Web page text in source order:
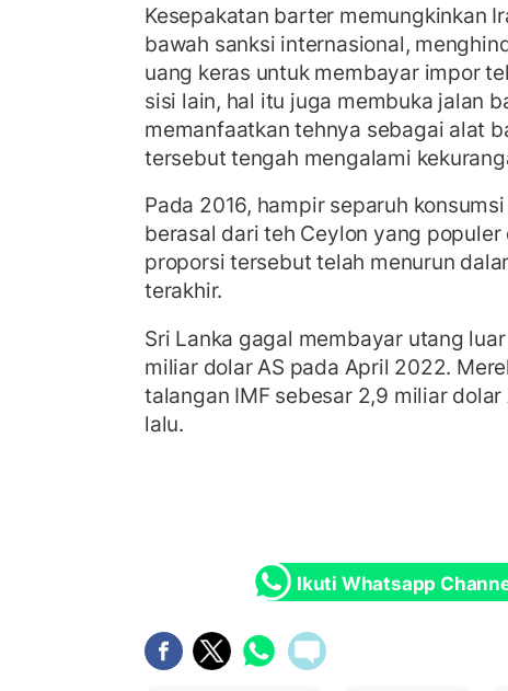
Kesepakatan barter memungkinkan
bawah sanksi internasional,
uang keras untuk membayar impor
sisi lain, hal itu juga membuka jalan
memanfaatkan tehnya sebagai alat
tersebut tengah mengalami
Pada 2016, hampir separuh
berasal dari teh Ceylon yang populer
proporsi tersebut telah menurun
terakhir.
Sri Lanka gagal membayar utang
miliar dolar AS pada April 2022.
talangan IMF sebesar 2,9 miliar
lalu.
Ikuti Whatsapp